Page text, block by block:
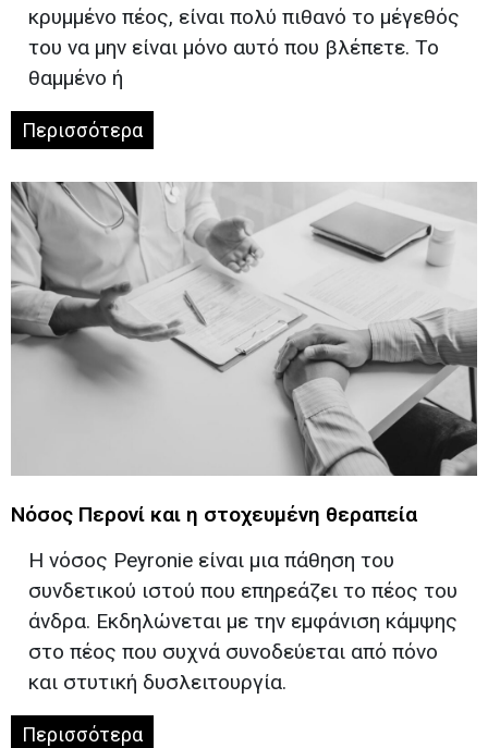
κρυμμένο πέος, είναι πολύ πιθανό το μέγεθός
του να μην είναι μόνο αυτό που βλέπετε. Το
θαμμένο ή
Περισσότερα
Νόσος Περονί και η στοχευμένη θεραπεία
Η νόσος Peyronie είναι μια πάθηση του
συνδετικού ιστού που επηρεάζει το πέος του
άνδρα. Εκδηλώνεται με την εμφάνιση κάμψης
στο πέος που συχνά συνοδεύεται από πόνο
και στυτική δυσλειτουργία.
Περισσότερα